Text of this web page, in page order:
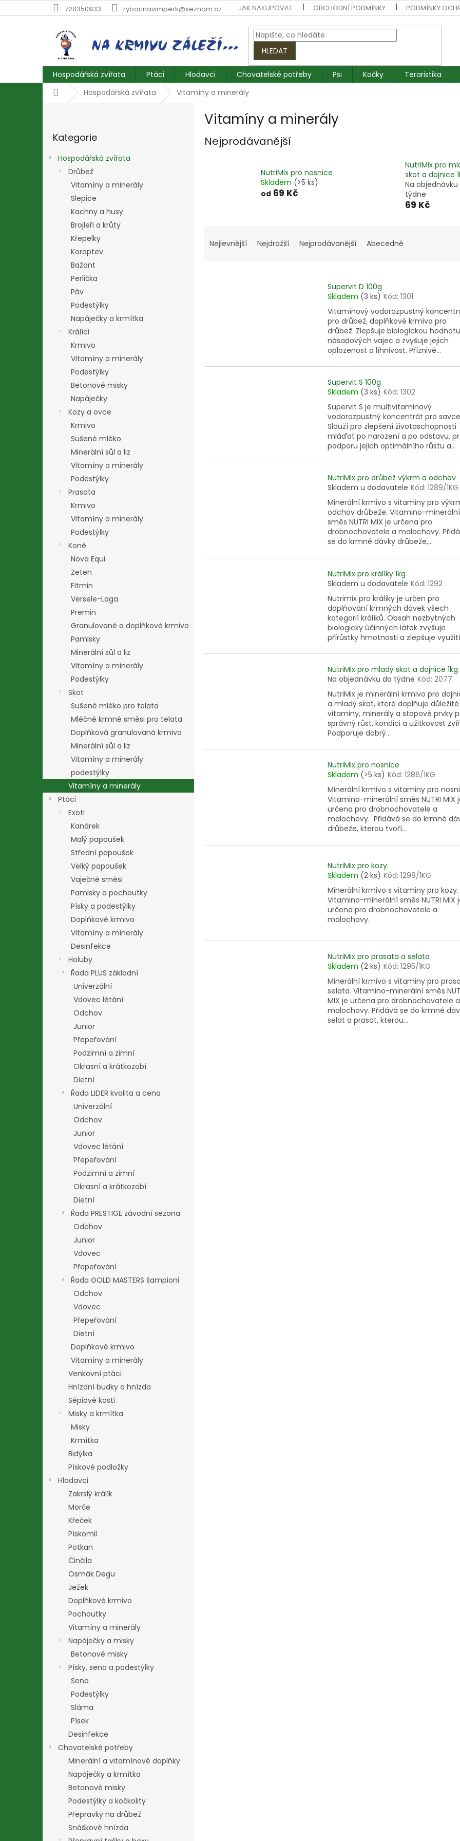
na
728350933 rybarinavimperk@seznam.cz JAK NAKUPOVAT OBCHODNÍ PODMÍNKY PODMÍNKY
HLEDAT
Hospodářská zvířata Ptáci Hlodavci Chovatelské potřeby Psi Kočky Teraristika
DomůHospodářská zvířata Vitamíny a minerály
kategorie
Kategorie
Hospodářská zvířata
Drůbež
Vitamíny a minerály
Slepice
Kachny a husy
Brojleři a krůty
Křepelky
Koroptev
Bažant
Perlička
Páv
Podestýlky
Napáječky a krmítka
Králíci
Krmivo
Vitamíny a minerály
Podestýlky
Betonové misky
Napáječky
Kozy a ovce
Krmivo
Sušené mléko
Minerální sůl a liz
Vitamíny a minerály
Podestýlky
Prasata
Krmivo
Vitamíny a minerály
Podestýlky
Koně
Nova Equi
Zeten
Fitmin
Versele-Laga
Premin
Granulované a doplňkové krmivo
Pamlsky
Minerální sůl a liz
Vitamíny a minerály
Podestýlky
Skot
Sušené mléko pro telata
Mléčné krmné směsi pro telata
Doplňková granulovaná krmiva
Minerální sůl a liz
Vitamíny a minerály
podestýlky
Vitamíny a minerály
Ptáci
Exoti
Kanárek
Malý papoušek
Střední papoušek
Velký papoušek
Vaječné směsi
Pamlsky a pochoutky
Písky a podestýlky
Doplňkové krmivo
Vitamíny a minerály
Desinfekce
Holuby
Řada PLUS základní
Univerzální
Vdovec létání
Odchov
Junior
Přepeřování
Podzimní a zimní
Okrasní a krátkozobí
Dietní
Řada LIDER kvalita a cena
Univerzální
Odchov
Junior
Vdovec létání
Přepeřování
Podzimní a zimní
Okrasní a krátkozobí
Dietní
Řada PRESTIGE závodní sezona
Odchov
Junior
Vdovec
Přepeřování
Řada GOLD MASTERS šampioni
Odchov
Vdovec
Přepeřování
Dietní
Doplňkové krmivo
Vitamíny a minerály
Venkovní ptáci
Hnízdní budky a hnízda
Sépiové kosti
Misky a krmítka
Misky
Krmítka
Bidýlka
Pískové podložky
Hlodavci
Zakrslý králík
Morče
Křeček
Pískomil
Potkan
Činčila
Osmák Degu
Ježek
Doplňkové krmivo
Pochoutky
Vitamíny a minerály
Napáječky a misky
Betonové misky
Písky, sena a podestýlky
Seno
Podestýlky
Sláma
Písek
Desinfekce
Chovatelské potřeby
Minerální a vitamínové doplňky
Napáječky a krmítka
Betonové misky
Podestýlky a kočkolity
Přepravky na drůbež
Snáškové hnízda
Vitamíny a minerály
Nejprodávanější
NutriMix pro nosnice
Skladem (>5 ks)
od 69 Kč
NutriMix pro
skot a dojnice
Na objednávku
týdne
69 Kč
a
t
Nejlevnější Nejdražší Nejprodávanější Abecedně
d
Supervit D 100g
Skladem (3 ks) Kód: 1301
Vitamínový vodorozpustný
pro drůbež, doplňkové krmivo pro
drůbež. Zlepšuje biologickou hodnotu
násadových vajec a zvyšuje jejich
oplozenost a líhnivost. Příznivě...
Supervit S 100g
Skladem (3 ks) Kód: 1302
Supervit S je multivitaminový
vodorozpustný koncentrát pro
Slouží pro zlepšení životaschopnosti
mláďat po narození a po odstavu,
podporu jejich optimálního růstu a...
NutriMix pro drůbež výkrm a odchov
Skladem u dodavatele Kód: 1289/1KG
Minerální krmivo s vitaminy pro
odchov drůbeže. Vitamino-minerální
směs NUTRI MIX je určena pro
drobnochovatele a malochovy.
se do krmné dávky drůbeže,...
NutriMix pro králíky 1kg
Skladem u dodavatele Kód: 1292
Nutrimix pro králíky je určen pro
doplňování krmných dávek všech
kategorií králíků. Obsah nezbytných
biologicky účinných látek zvyšuje
přírůstky hmotnosti a zlepšuje
NutriMix pro mladý skot a dojnice 1kg
Na objednávku do týdne Kód: 2077
NutriMix je minerální krmivo pro
a mladý skot, které doplňuje důležité
vitaminy, minerály a stopové prvky
správný růst, kondici a užitkovost
Podporuje dobrý...
NutriMix pro nosnice
Skladem (>5 ks) Kód: 1286/1KG
Minerální krmivo s vitaminy pro
Vitamino-minerální směs NUTRI MIX
určena pro drobnochovatele a
malochovy. Přidává se do krmné
drůbeže, kterou tvoří...
NutriMix pro kozy
Skladem (2 ks) Kód: 1298/1KG
Minerální krmivo s vitaminy pro kozy.
Vitamino-minerální směs NUTRI MIX
určena pro drobnochovatele a
malochovy.
NutriMix pro prasata a selata
Skladem (2 ks) Kód: 1295/1KG
Minerální krmivo s vitaminy pro
selata. Vitamino-minerální směs
MIX je určena pro drobnochovatele a
malochovy. Přidává se do krmné
selat a prasat, kterou...